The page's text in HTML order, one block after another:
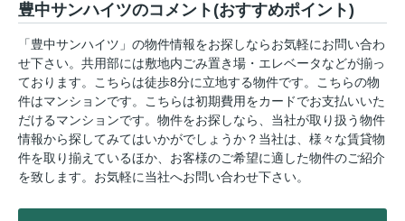
豊中サンハイツのコメント(おすすめポイント)
「豊中サンハイツ」の物件情報をお探しならお気軽にお問い合わ
せ下さい。共用部には敷地内ごみ置き場・エレベータなどが揃っ
ております。こちらは徒歩8分に立地する物件です。こちらの物
件はマンションです。こちらは初期費用をカードでお支払いいた
だけるマンションです。物件をお探しなら、当社が取り扱う物件
情報から探してみてはいかがでしょうか？当社は、様々な賃貸物
件を取り揃えているほか、お客様のご希望に適した物件のご紹介
を致します。お気軽に当社へお問い合わせ下さい。